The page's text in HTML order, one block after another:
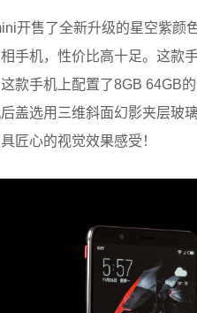
开售了全新升级的星空紫颜
手机，性价比高十足。这款
款手机上配置了8GB 64GB
盖选用三维斜面幻影夹层玻
匠心的视觉效果感受！